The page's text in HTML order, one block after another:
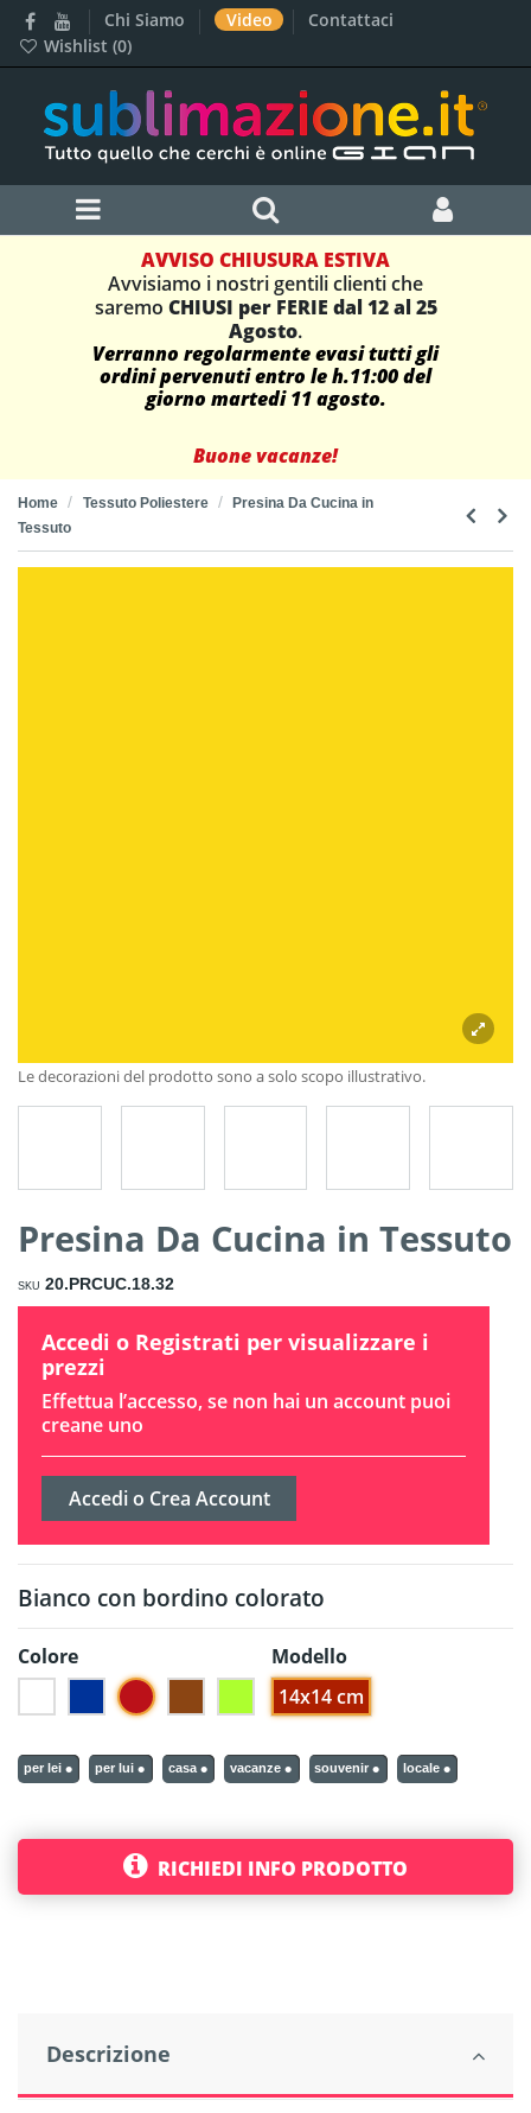
Chi Siamo Video
Contattaci
Wishlist (0)
AVVISO CHIUSURA ESTIVA
Avvisiamo i nostri gentili clienti che
saremo CHIUSI per FERIE dal 12 al 25
Agosto.
Verranno regolarmente evasi tutti gli
ordini pervenuti entro le h.11:00 del
giorno martedi 11 agosto.
Buone vacanze!
Home Tessuto Poliestere
Presina Da Cucina in
Tessuto
Presina Da Cucina in Tessuto
SKU 20.PRCUC.18.32
Accedi o Registrati per visualizzare i
prezzi
Effettua l’accesso, se non hai un account puoi
creane uno
Accedi o Crea Account
Bianco con bordino colorato
Colore
Bianco-BluBianco-RossoBianco-Marrone
Bianco-Lime
Modello
14x14 cm
per lei per lui casa vacanze souvenir locale
RICHIEDI INFO PRODOTTO
Descrizione